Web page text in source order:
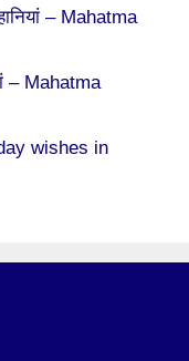
– Mahatma
– Mahatma
wishes in